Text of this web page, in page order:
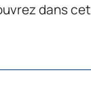
dans